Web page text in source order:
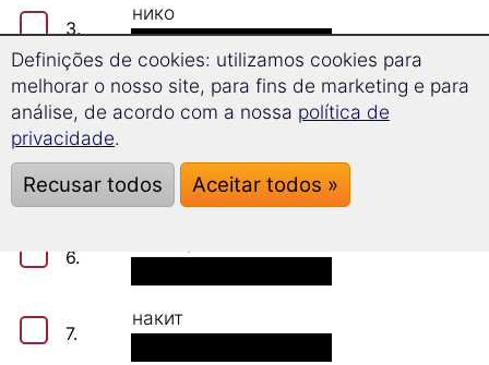
3.
нико
4.
можда
5.
досадан
6.
7.
накит
Definições de cookies: utilizamos cookies para
melhorar o nosso site, para fins de marketing e para
análise, de acordo com a nossa política de
privacidade.
Recusar todos Aceitar todos »